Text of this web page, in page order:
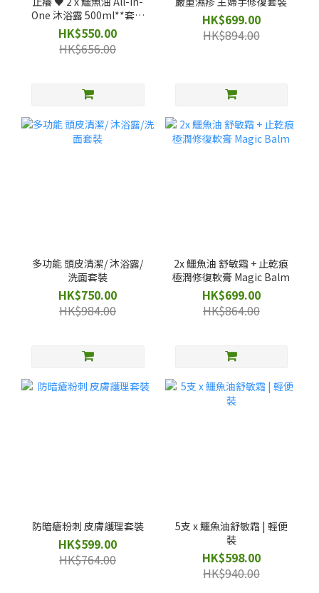
One 沐浴露 500ml**套裝
優惠
HK$550.00
HK$656.00
HK$699.00
HK$894.00
多功能 頭皮清潔/ 沐浴露/
洗面套裝
HK$750.00
HK$984.00
2x 鱷魚油 舒敏霜 + 止乾痕
極潤修復軟膏 Magic Balm
HK$699.00
HK$864.00
防暗瘡粉刺 皮膚護理套裝
HK$599.00
HK$764.00
5支 x 鱷魚油舒敏霜 | 輕便
裝
HK$598.00
HK$940.00